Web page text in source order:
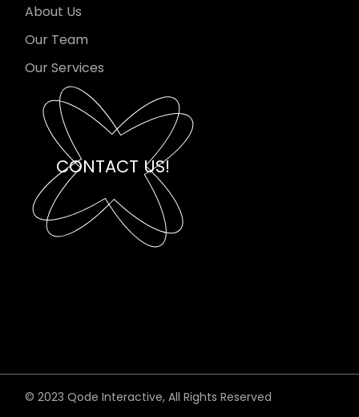
About Us
Our Team
Our Services
CONTACT US!
© 2023Qode Interactive, All Rights Reserved